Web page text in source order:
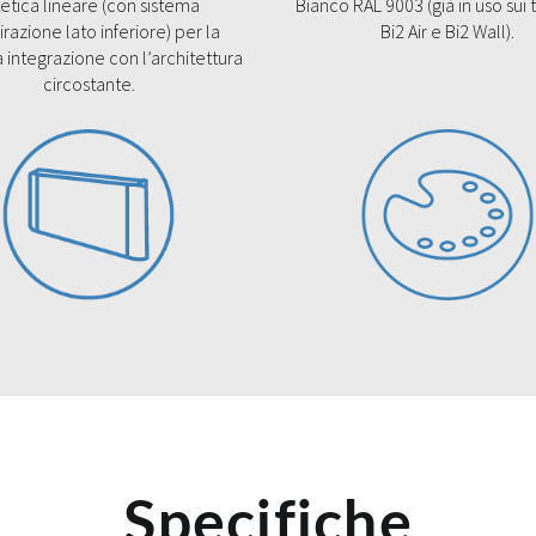
lineare (con sistema
lato inferiore) per la
integrazione con l’architettura
circostante.
Bianco RAL 9003 (già in uso
Bi2 Air e Bi2 Wall).